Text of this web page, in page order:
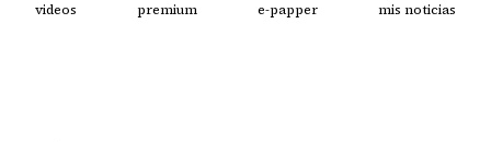
videos premium e-papper mis noticias